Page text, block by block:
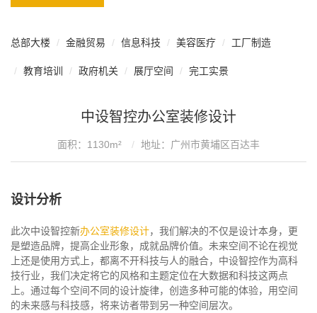
总部大楼 金融贸易 信息科技 美容医疗 工厂制造
教育培训 政府机关 展厅空间 完工实景
中设智控办公室装修设计
面积：1130m² 地址：广州市黄埔区百达丰
设计分析
此次中设智控新办公室装修设计，我们解决的不仅是设计本身，更
是塑造品牌，提高企业形象，成就品牌价值。未来空间不论在视觉
上还是使用方式上，都离不开科技与人的融合，中设智控作为高科
技行业，我们决定将它的风格和主题定位在大数据和科技这两点
上。通过每个空间不同的设计旋律，创造多种可能的体验，用空间
的未来感与科技感，将来访者带到另一种空间层次。